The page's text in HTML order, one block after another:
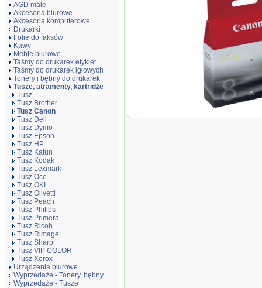
AGD małe
Akcesoria biurowe
Akcesoria komputerowe
Drukarki
Folie do faksów
Kawy
Meble biurowe
Taśmy do drukarek etykiet
Taśmy do drukarek igłowych
Tonery i bębny do drukarek
Tusze, atramenty, kartridże
Tusz
Tusz Brother
Tusz Canon
Tusz Dell
Tusz Dymo
Tusz Epson
Tusz HP
Tusz Katun
Tusz Kodak
Tusz Lexmark
Tusz Oce
Tusz OKI
Tusz Olivetti
Tusz Peach
Tusz Philips
Tusz Primera
Tusz Ricoh
Tusz Rimage
Tusz Sharp
Tusz VIP COLOR
Tusz Xerox
Urządzenia biurowe
Wyprzedaże - Tonery, bębny
Wyprzedaże - Tusze
Oryginał Tusz